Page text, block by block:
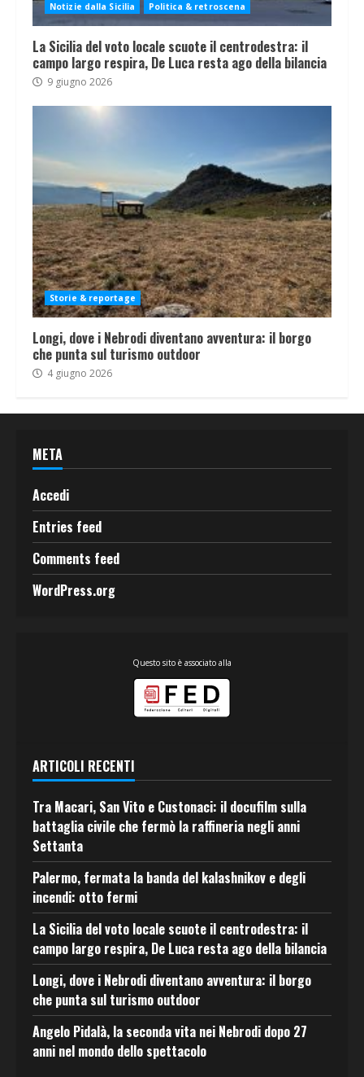
Notizie dalla Sicilia Politica & retroscena
La Sicilia del voto locale scuote il centrodestra: il
campo largo respira, De Luca resta ago della bilancia
9 giugno 2026
Storie & reportage
Longi, dove i Nebrodi diventano avventura: il borgo
che punta sul turismo outdoor
4 giugno 2026
META
Accedi
Entries feed
Comments feed
WordPress.org
Questo sito è associato alla
ARTICOLI RECENTI
Tra Macari, San Vito e Custonaci: il docufilm sulla
battaglia civile che fermò la raffineria negli anni
Settanta
Palermo, fermata la banda del kalashnikov e degli
incendi: otto fermi
La Sicilia del voto locale scuote il centrodestra: il
campo largo respira, De Luca resta ago della bilancia
Longi, dove i Nebrodi diventano avventura: il borgo
che punta sul turismo outdoor
Angelo Pidalà, la seconda vita nei Nebrodi dopo 27
anni nel mondo dello spettacolo